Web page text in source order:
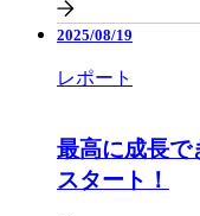
2025/08/19
レポート
最高に成長で
スタート！